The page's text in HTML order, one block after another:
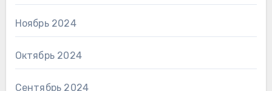
Ноябрь 2024
Октябрь 2024
Сентябрь 2024